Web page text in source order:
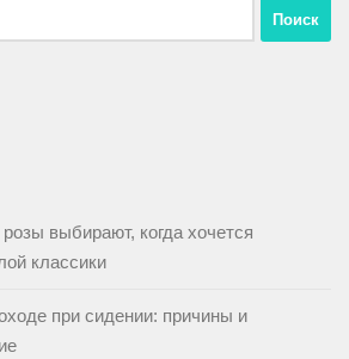
выбирают, когда хочется
классики
при сидении: причины и